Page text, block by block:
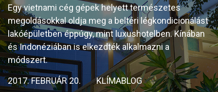
Egy vietnami cég gépek helyett természetes
megoldásokkal oldja meg a beltéri légkondicionálást
lakóépületben éppúgy, mint luxushotelben. Kínában
és Indonéziában is elkezdték alkalmazni a
módszert.
2017. FEBRUÁR 20. KLÍMABLOG